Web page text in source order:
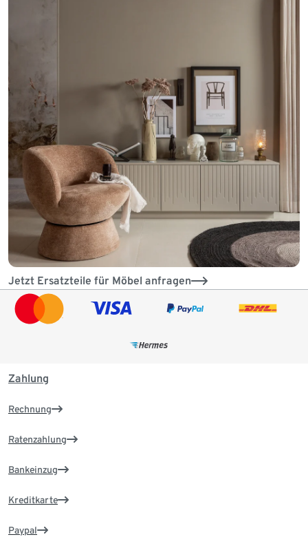
Jetzt Ersatzteile für Möbel anfragen
Zahlung
Rechnung
Ratenzahlung
Bankeinzug
Kreditkarte
Paypal